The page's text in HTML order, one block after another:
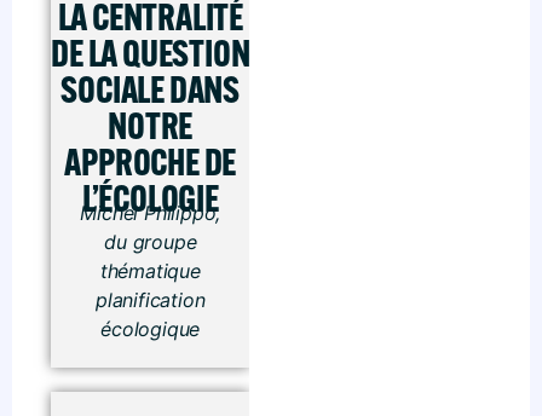
LA CENTRALITÉ
DE LA QUESTION
SOCIALE DANS
NOTRE
APPROCHE DE
L’ÉCOLOGIE
Michel Philippo,
du groupe
thématique
planification
écologique